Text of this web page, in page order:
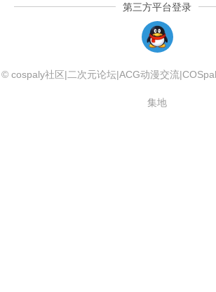
第三方平台登录
© cospaly社区|二次元论坛|ACG动漫交流
集地